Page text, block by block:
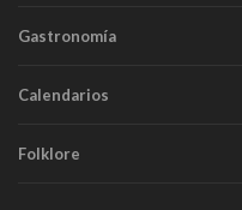
Gastronomía
Calendarios
Folklore